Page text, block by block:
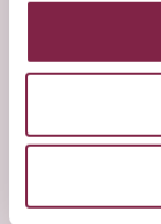
MERE OM